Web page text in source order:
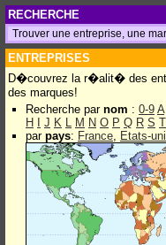
RECHERCHE
ENTREPRISES
D�couvrez la r�alit� des
des marques!
Recherche par nom : 0-9 A
H
J K L M N O P Q R S T
par pays: France, Etats-